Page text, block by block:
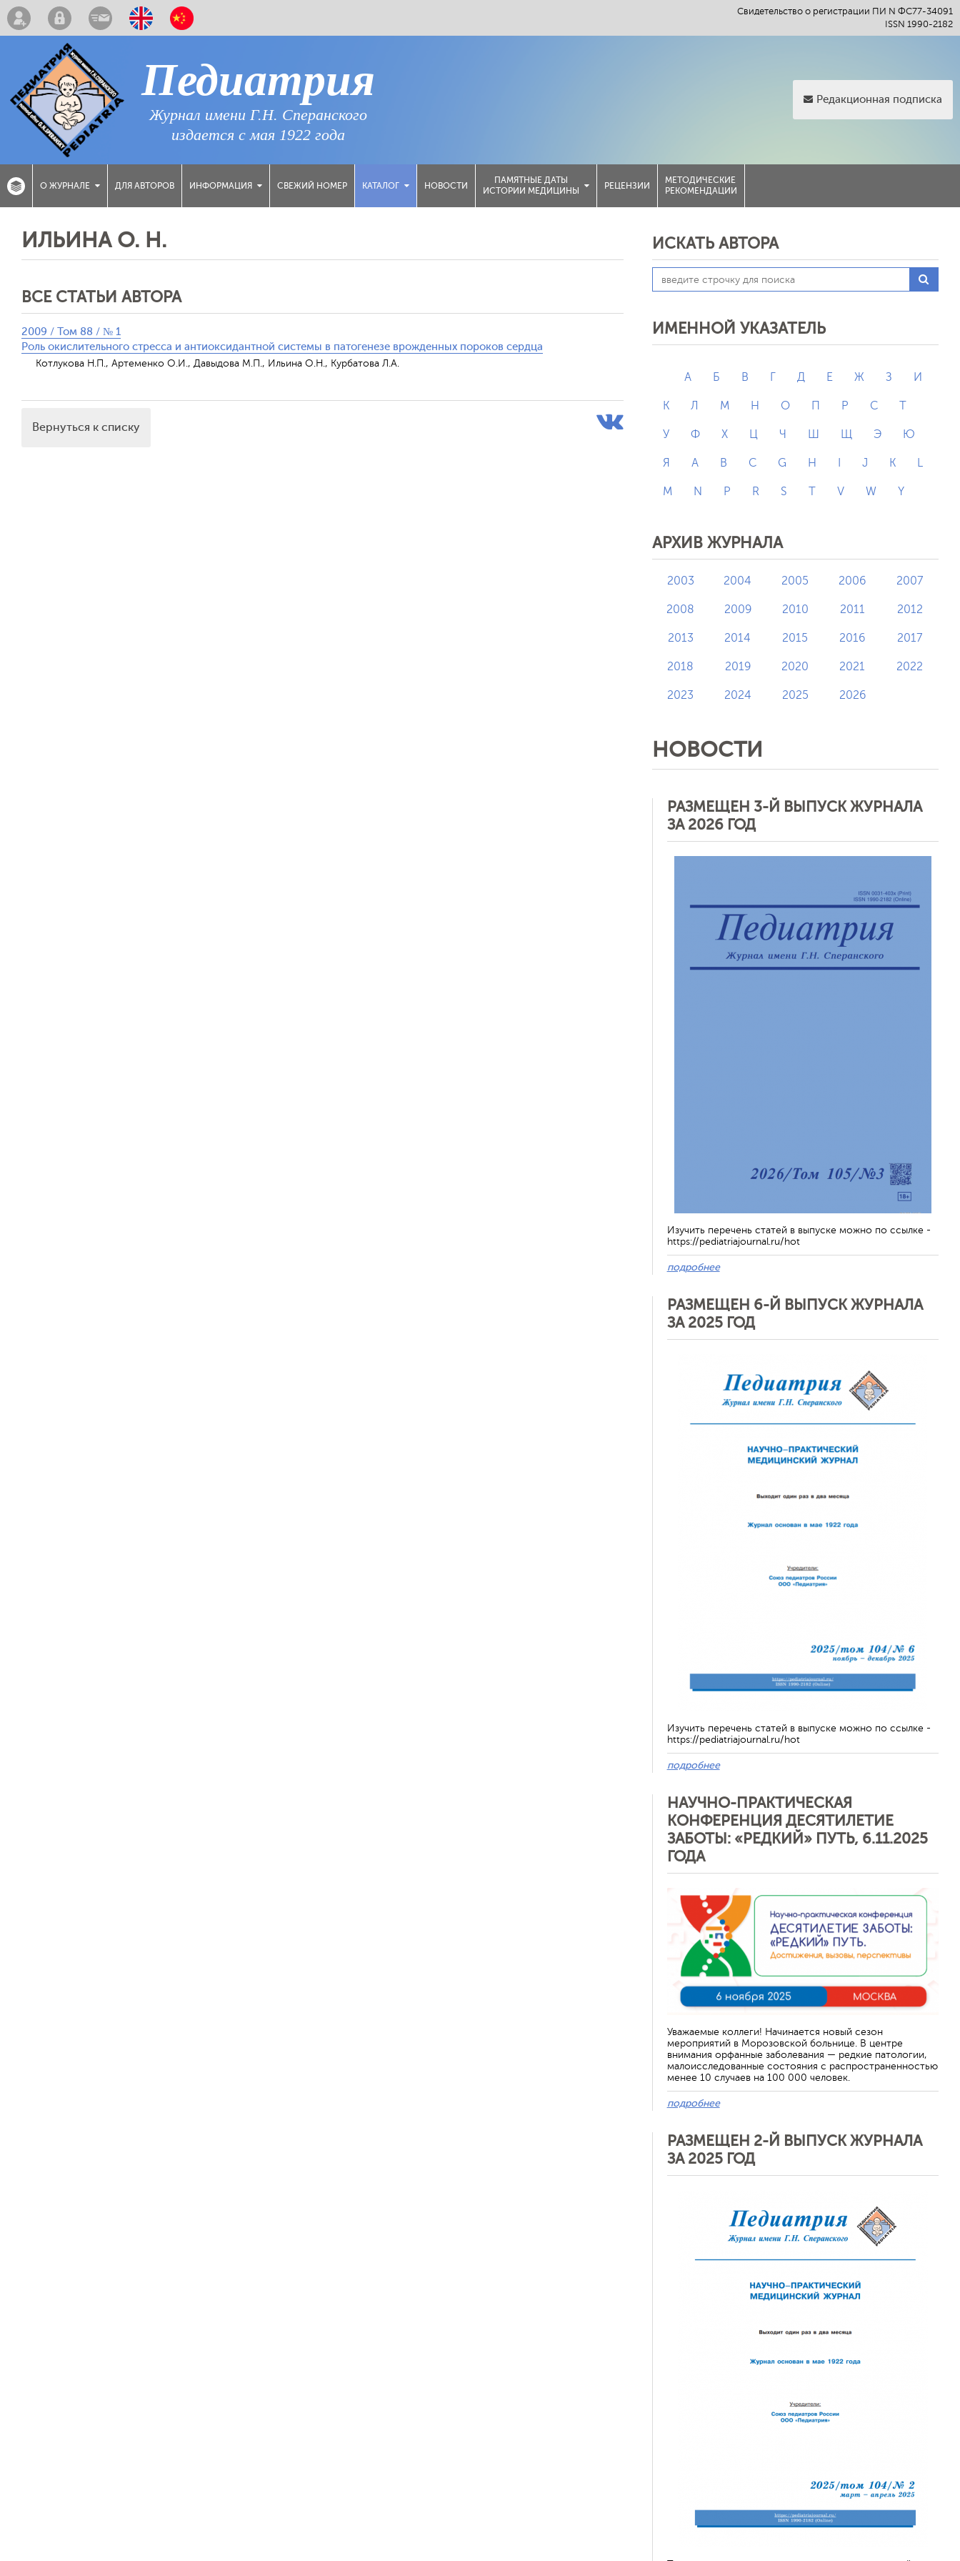
Свидетельство о регистрации ПИ N ФС77-34091
ISSN 1990-2182
Педиатрия
Журнал имени Г.Н. Сперанского
издается с мая 1922 года
Редакционная подписка
О ЖУРНАЛЕ ДЛЯ АВТОРОВ ИНФОРМАЦИЯ СВЕЖИЙ НОМЕР КАТАЛОГ НОВОСТИ
ПАМЯТНЫЕ ДАТЫ
ИСТОРИИ МЕДИЦИНЫ
РЕЦЕНЗИИ
МЕТОДИЧЕСКИЕ
РЕКОМЕНДАЦИИ
ИЛЬИНА О. Н.
ВСЕ СТАТЬИ АВТОРА
2009 / Том 88 / № 1
Роль окислительного стресса и антиоксидантной системы в патогенезе врожденных пороков сердца
Котлукова Н.П., Артеменко О.И., Давыдова М.П., Ильина О.Н., Курбатова Л.А.
Вернуться к списку
ИСКАТЬ АВТОРА
ИМЕННОЙ УКАЗАТЕЛЬ
А Б В Г Д Е Ж З И
К Л М Н О П Р С Т
У Ф Х Ц Ч Ш Щ Э Ю
Я A B C G H J K L
M N P R S T V W Y
АРХИВ ЖУРНАЛА
2003 2004 2005 2006 2007
2008 2009 2010 2011 2012
2013 2014 2015 2016 2017
2018 2019 2020 2021 2022
2023 2024 2025 2026
НОВОСТИ
РАЗМЕЩЕН 3-Й ВЫПУСК ЖУРНАЛА
ЗА 2026 ГОД
Изучить перечень статей в выпуске можно по ссылке -
https://pediatriajournal.ru/hot
подробнее
РАЗМЕЩЕН 6-Й ВЫПУСК ЖУРНАЛА
ЗА 2025 ГОД
Изучить перечень статей в выпуске можно по ссылке -
https://pediatriajournal.ru/hot
подробнее
НАУЧНО-ПРАКТИЧЕСКАЯ
КОНФЕРЕНЦИЯ ДЕСЯТИЛЕТИЕ
ЗАБОТЫ: «РЕДКИЙ» ПУТЬ, 6.11.2025
ГОДА
Уважаемые коллеги! Начинается новый сезон
мероприятий в Морозовской больнице. В центре
внимания орфанные заболевания — редкие патологии,
малоисследованные состояния с распространенностью
менее 10 случаев на 100 000 человек.
подробнее
РАЗМЕЩЕН 2-Й ВЫПУСК ЖУРНАЛА
ЗА 2025 ГОД
Отменить